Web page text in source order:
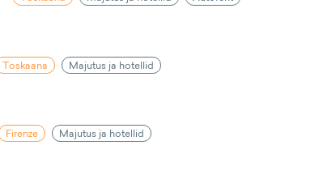
Toskaana Majutus ja hotellid
Firenze Majutus ja hotellid